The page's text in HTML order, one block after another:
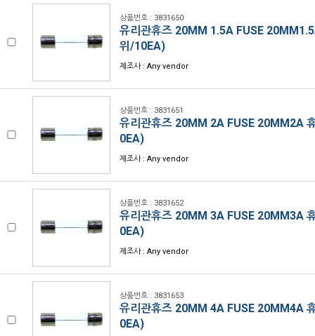
상품번호 : 3831650
유리관휴즈 20MM 1.5A FUSE
위/10EA)
제조사 : Any vendor
상품번호 : 3831651
유리관휴즈 20MM 2A FUSE 20MM2A
0EA)
제조사 : Any vendor
상품번호 : 3831652
유리관휴즈 20MM 3A FUSE 20MM3A
0EA)
제조사 : Any vendor
상품번호 : 3831653
유리관휴즈 20MM 4A FUSE 20MM4A
0EA)